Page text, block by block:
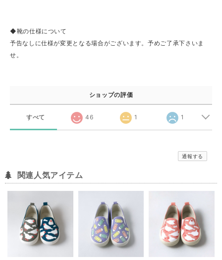
◆靴の仕様について
予告なしに仕様が変更となる場合がございます。予めご了承下さいま
せ。
ショップの評価
すべて 46 1 1
通報する
関連人気アイテム